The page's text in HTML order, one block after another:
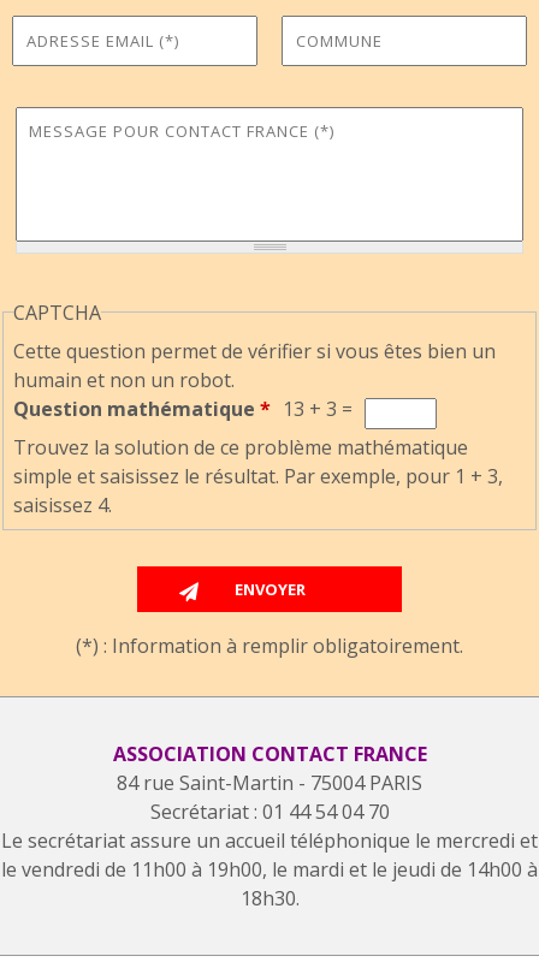
Adresse Email *
Commune
Message pour Contact France*
CAPTCHA
Cette question permet de vérifier si vous êtes bien un
humain et non un robot.
Question mathématique * 13 + 3 =
Trouvez la solution de ce problème mathématique
simple et saisissez le résultat. Par exemple, pour 1 + 3,
saisissez 4.
(*) : Information à remplir obligatoirement.
ASSOCIATION CONTACT FRANCE
84 rue Saint-Martin - 75004 PARIS
Secrétariat : 01 44 54 04 70
Le secrétariat assure un accueil téléphonique le mercredi et
le vendredi de 11h00 à 19h00, le mardi et le jeudi de 14h00 à
18h30.